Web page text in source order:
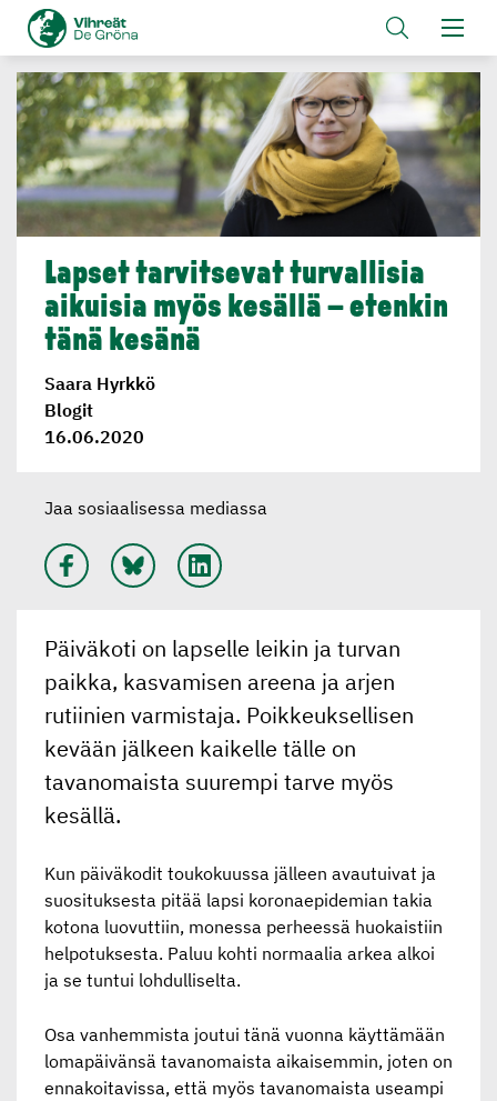
Lapset tarvitsevat turvallisia
aikuisia myös kesällä – etenkin
tänä kesänä
Saara Hyrkkö
Blogit
16.06.2020
Jaa sosiaalisessa mediassa
Päiväkoti on lapselle leikin ja turvan
paikka, kasvamisen areena ja arjen
rutiinien varmistaja. Poikkeuksellisen
kevään jälkeen kaikelle tälle on
tavanomaista suurempi tarve myös
kesällä.
Kun päiväkodit toukokuussa jälleen avautuivat ja
suosituksesta pitää lapsi koronaepidemian takia
kotona luovuttiin, monessa perheessä huokaistiin
helpotuksesta. Paluu kohti normaalia arkea alkoi
ja se tuntui lohdulliselta.
Osa vanhemmista joutui tänä vuonna käyttämään
lomapäivänsä tavanomaista aikaisemmin, joten on
ennakoitavissa, että myös tavanomaista useampi